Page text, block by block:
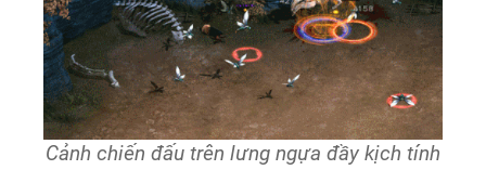
Cảnh chiến đấu trên lưng ngựa đầy kịch tính